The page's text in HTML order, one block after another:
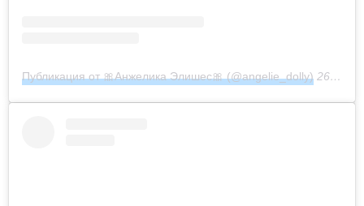
Публикация от 🎀Анжелика Элишес🎀 (@angelie_dolly) 26 Мар 2020 в 5:34 PDT